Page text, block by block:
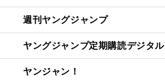
週刊ヤングジャンプ
ヤングジャンプ定期購読デジタル
ヤンジャン！